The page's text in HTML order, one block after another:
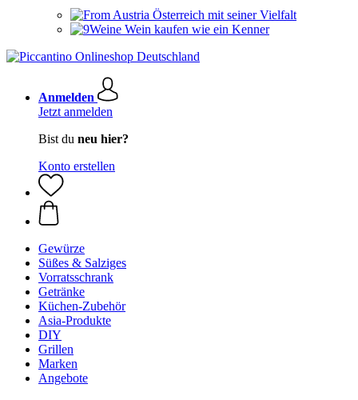
Österreich mit seiner Vielfalt
Wein kaufen wie ein Kenner
Anmelden
Jetzt anmelden
Bist du neu hier?
Konto erstellen
Gewürze
Süßes & Salziges
Vorratsschrank
Getränke
Küchen-Zubehör
Asia-Produkte
DIY
Grillen
Marken
Angebote